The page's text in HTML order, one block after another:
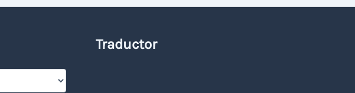
Traductor